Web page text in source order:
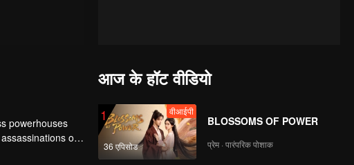
powerhouses
of
Chu Xingyun is
आज के हॉट वीडियो
1
36 एपिसोड
वीआईपी
BLOSSOMS OF POWER
प्रेम · पारंपरिक पोशाक